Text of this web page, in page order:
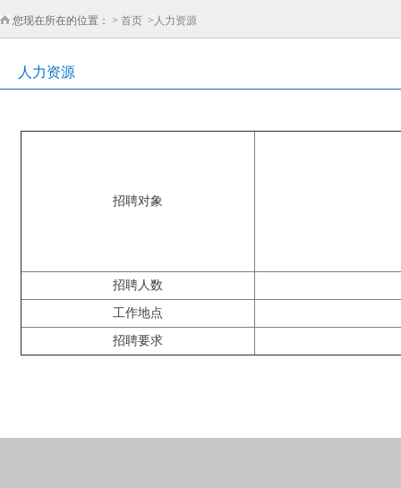
您现在所在的位置： > 首页 > 人力资源
人力资源
招聘对象
招聘人数
工作地点
招聘要求